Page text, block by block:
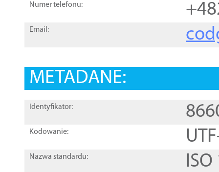
Numer telefonu:
Email:
METADANE:
Identyfikator:
Kodowanie:
Nazwa standardu: